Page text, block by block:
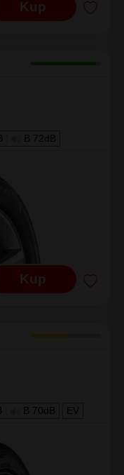
Kup
B 72dB
Kup
B 70dB EV